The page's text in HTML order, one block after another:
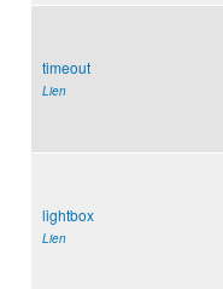
timeout
Lien
lightbox
Lien